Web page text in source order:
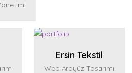
Ersin Tekstil
Web Arayüz Tasarımı